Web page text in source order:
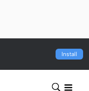
Install